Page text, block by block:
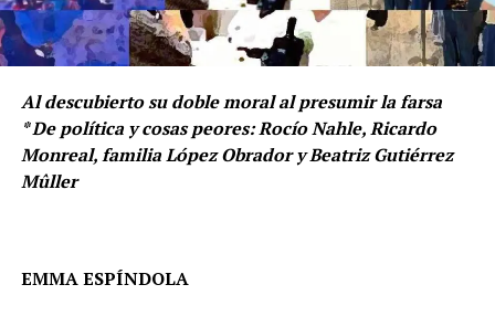
Al descubierto su doble moral al presumir la farsa
* De política y cosas peores: Rocío Nahle, Ricardo
Monreal, familia López Obrador y Beatriz Gutiérrez
Mûller
EMMA ESPÍNDOLA